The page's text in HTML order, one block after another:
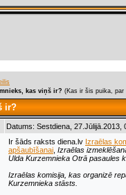
kas viņš ir? (Kas ir šis puika,
ir?
Datums: Sestdiena,
Ir šāds raksts diena.lv Izraēlas
apšaubīšanai Izraēlas
Ulda Kurzemnieka Otrā pasaules
Izraēlas komisija, kas organizē
Kurzemnieka stāsts.